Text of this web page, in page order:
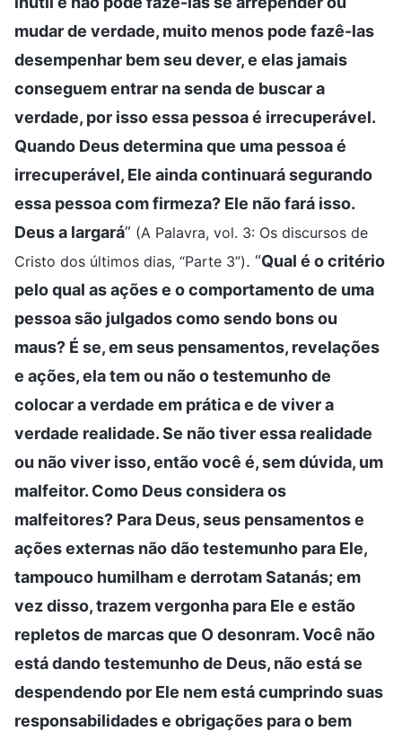
mudar de verdade, muito menos pode fazê-las
desempenhar bem seu dever, e elas jamais
conseguem entrar na senda de buscar a
verdade, por isso essa pessoa é irrecuperável.
Quando Deus determina que uma pessoa é
irrecuperável, Ele ainda continuará segurando
essa pessoa com firmeza? Ele não fará isso.
Deus a largará” (A Palavra, vol. 3: Os discursos de
Cristo dos últimos dias, “Parte 3”). “Qual é o critério
pelo qual as ações e o comportamento de uma
pessoa são julgados como sendo bons ou
maus? É se, em seus pensamentos, revelações
e ações, ela tem ou não o testemunho de
colocar a verdade em prática e de viver a
verdade realidade. Se não tiver essa realidade
ou não viver isso, então você é, sem dúvida, um
malfeitor. Como Deus considera os
malfeitores? Para Deus, seus pensamentos e
ações externas não dão testemunho para Ele,
tampouco humilham e derrotam Satanás; em
vez disso, trazem vergonha para Ele e estão
repletos de marcas que O desonram. Você não
está dando testemunho de Deus, não está se
despendendo por Ele nem está cumprindo suas
responsabilidades e obrigações para o bem